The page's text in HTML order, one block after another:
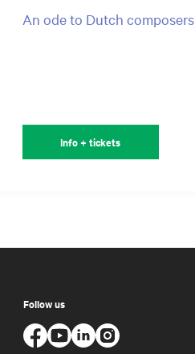
An ode to Dutch composers
Info + tickets
Follow us